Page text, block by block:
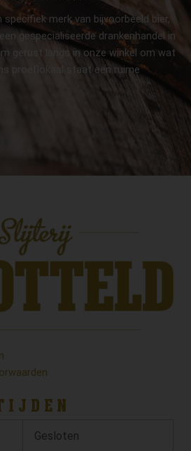
specifiek merk van bijvoorbeeld bier,
gespecialiseerde drankenhandel in
gerust langs in onze winkel om wat
proeflokaal staat een ruime
Gesloten